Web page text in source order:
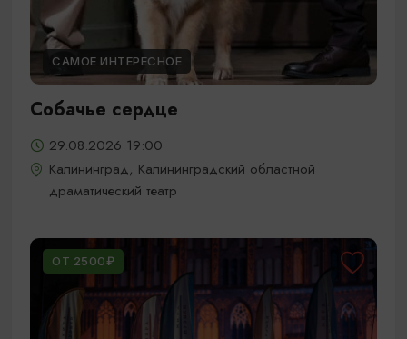
САМОЕ ИНТЕРЕСНОЕ
Собачье сердце
29.08.2026 19:00
Калининград, Калининградский областной
драматический театр
ОТ 2500₽